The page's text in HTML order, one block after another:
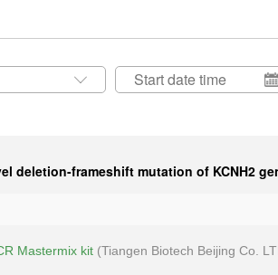
deletion-frameshift mutation of KCNH2
Mastermix kit (Tiangen Biotech Beijing Co.